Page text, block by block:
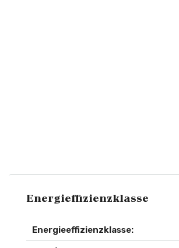
Energieffizienzklasse
Energieeffizienzklasse: